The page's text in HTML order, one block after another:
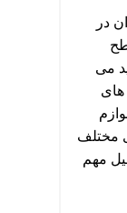
در
می
های
مختلف
مهم